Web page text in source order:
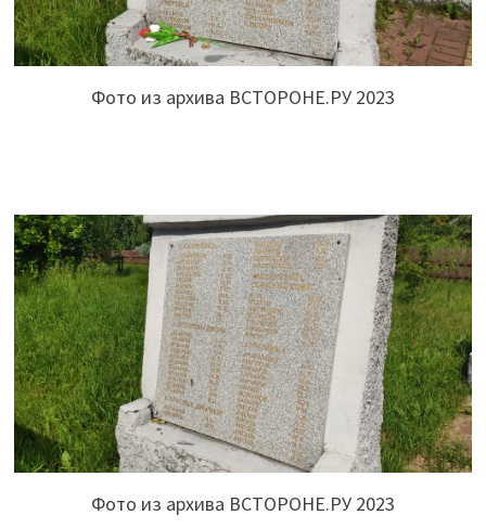
Фото из архива ВСТОРОНЕ.РУ 2023
Фото из архива ВСТОРОНЕ.РУ 2023